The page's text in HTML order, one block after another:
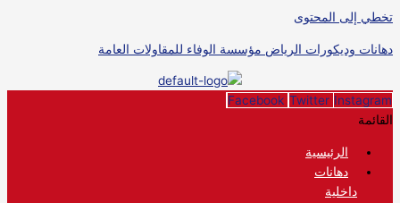
تخطي إلى المحتوى
دهانات وديكورات الرياض مؤسسة الوفاء للمقاولات العامة
Facebook Twitter Instagram
القائمة
الرئيسية
دهانات
داخلية